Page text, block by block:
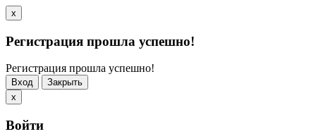
x
Регистрация прошла успешно!
Регистрация прошла успешно!
Вход
Закрыть
x
Войти